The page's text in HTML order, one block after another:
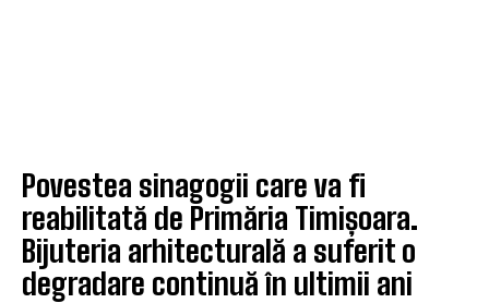
Povestea sinagogii care va fi
reabilitată de Primăria Timișoara.
Bijuteria arhitecturală a suferit o
degradare continuă în ultimii ani